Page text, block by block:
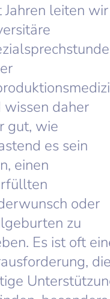
Jahren leiten wir
wissen daher
gut, wie
es sein
einen
oder
zu
Es ist oft